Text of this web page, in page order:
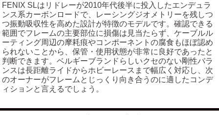
FENIX SLはリドレーが2010年代後半に投入したエンデュラ
ンス系カーボンロードで、レーシングジオメトリーを残しつ
つ振動吸収性を高めた設計が特徴のモデルです。確認できる
範囲でフレームの主要部位に損傷は見当たらず、ケーブルル
ーティング周辺の摩耗痕やコンポーネントの腐食もほぼ認め
られないことから、保管・使用状態が非常に良好であったと
判断できます。ベルギーブランドらしいクセのない剛性バラ
ンスは長距離ライドからホビーレースまで幅広く対応し、次
のオーナーがフレームとじっくり向き合うのに適したコンデ
ィションと言えるでしょう。